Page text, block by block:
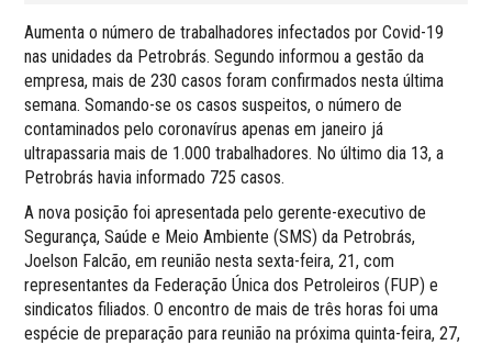
Aumenta o número de trabalhadores infectados por Covid-19
nas unidades da Petrobrás. Segundo informou a gestão da
empresa, mais de 230 casos foram confirmados nesta última
semana. Somando-se os casos suspeitos, o número de
contaminados pelo coronavírus apenas em janeiro já
ultrapassaria mais de 1.000 trabalhadores. No último dia 13, a
Petrobrás havia informado 725 casos.
A nova posição foi apresentada pelo gerente-executivo de
Segurança, Saúde e Meio Ambiente (SMS) da Petrobrás,
Joelson Falcão, em reunião nesta sexta-feira, 21, com
representantes da Federação Única dos Petroleiros (FUP) e
sindicatos filiados. O encontro de mais de três horas foi uma
espécie de preparação para reunião na próxima quinta-feira, 27,